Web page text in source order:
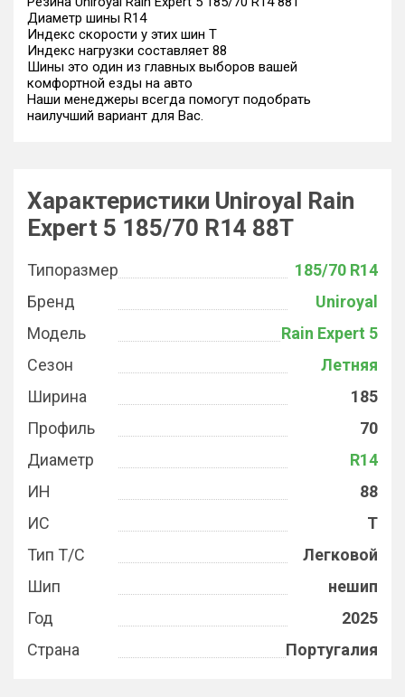
Диаметр шины R14
Индекс скорости у этих шин T
Индекс нагрузки составляет 88
Шины это один из главных выборов вашей
комфортной езды на авто
Наши менеджеры всегда помогут подобрать
наилучший вариант для Вас.
Характеристики Uniroyal Rain
Expert 5 185/70 R14 88T
Типоразмер
185/70 R14
Бренд
Uniroyal
Модель
Rain Expert 5
Сезон
Летняя
Ширина
185
Профиль
70
Диаметр
R14
ИН
88
ИС
T
Тип Т/С
Легковой
Шип
нешип
Год
2025
Страна
Португалия